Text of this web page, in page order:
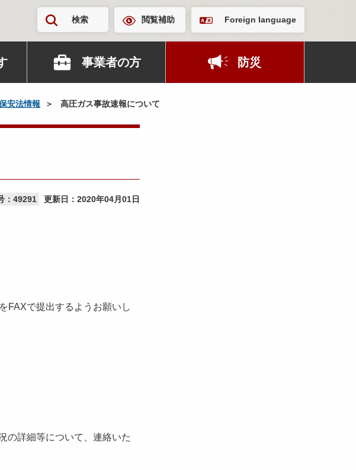
検索 閲覧補助 Foreign language
事業者の方 防災
安法情報 高圧ガス事故速報について
：49291 更新日： 2020年04月01日
FAXで提出するようお願いし
の詳細等について、連絡いた